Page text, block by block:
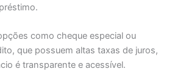
como cheque especial ou
que possuem altas taxas de juros,
é transparente e acessível.